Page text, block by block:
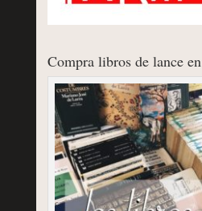
Compra libros de lance en